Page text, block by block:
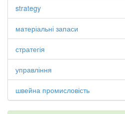
strategy
матеріальні запаси
стратегія
управління
швейна промисловість